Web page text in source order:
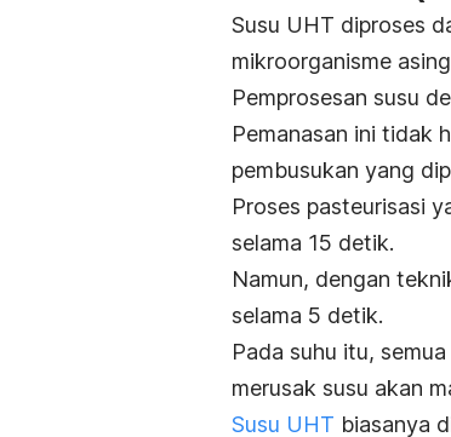
Susu UHT diproses
mikroorganisme
Pemprosesan susu
Pemanasan ini tidak
pembusukan yang
Proses pasteurisasi
selama 15 detik.
Namun, dengan
selama 5 detik.
Pada suhu itu,
merusak susu akan
Susu UHT biasanya